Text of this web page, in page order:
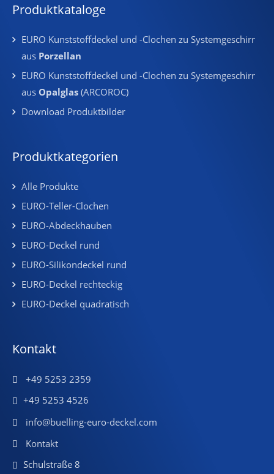
Produktkataloge
EURO Kunststoffdeckel und -Clochen zu Systemgeschirr
aus Porzellan
EURO Kunststoffdeckel und -Clochen zu Systemgeschirr
aus Opalglas (ARCOROC)
Download Produktbilder
Produktkategorien
Alle Produkte
EURO-Teller-Clochen
EURO-Abdeckhauben
EURO-Deckel rund
EURO-Silikondeckel rund
EURO-Deckel rechteckig
EURO-Deckel quadratisch
Kontakt
+49 5253 2359
+49 5253 4526
info@buelling-euro-deckel.com
Kontakt
Schulstraße 8